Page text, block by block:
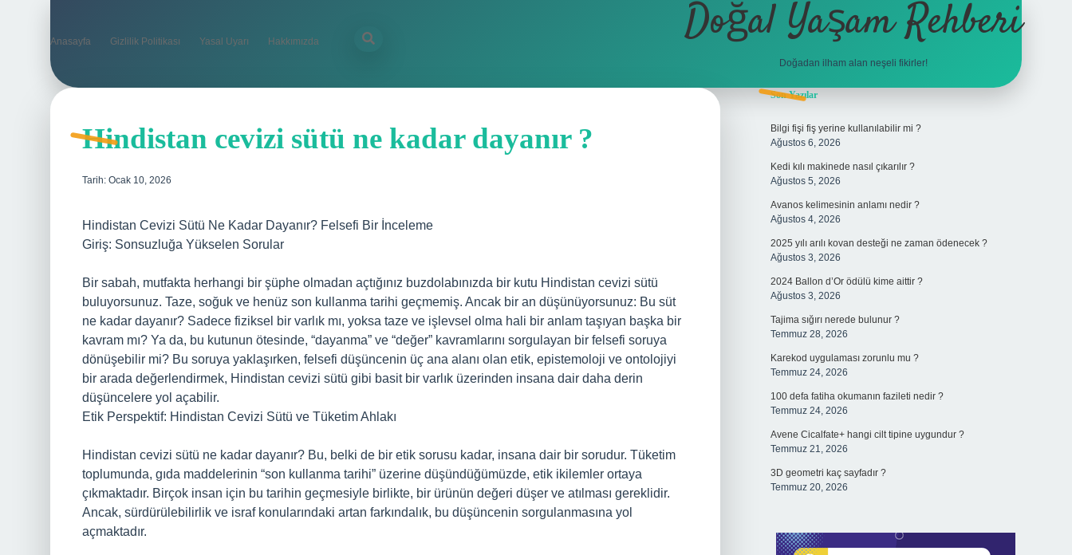
Anasayfa Gizlilik Politikası Yasal Uyarı Hakkımızda Doğal Yaşam Rehberi
Doğadan ilham alan neşeli fikirler!
Hindistan cevizi sütü ne kadar dayanır ?
Tarih: Ocak 10, 2026
Hindistan Cevizi Sütü Ne Kadar Dayanır? Felsefi Bir İnceleme
Giriş: Sonsuzluğa Yükselen Sorular
Bir sabah, mutfakta herhangi bir şüphe olmadan açtığınız buzdolabınızda bir kutu Hindistan cevizi sütü
buluyorsunuz. Taze, soğuk ve henüz son kullanma tarihi geçmemiş. Ancak bir an düşünüyorsunuz: Bu süt
ne kadar dayanır? Sadece fiziksel bir varlık mı, yoksa taze ve işlevsel olma hali bir anlam taşıyan başka bir
kavram mı? Ya da, bu kutunun ötesinde, “dayanma” ve “değer” kavramlarını sorgulayan bir felsefi soruya
dönüşebilir mi? Bu soruya yaklaşırken, felsefi düşüncenin üç ana alanı olan etik, epistemoloji ve ontolojiyi
bir arada değerlendirmek, Hindistan cevizi sütü gibi basit bir varlık üzerinden insana dair daha derin
düşüncelere yol açabilir.
Etik Perspektif: Hindistan Cevizi Sütü ve Tüketim Ahlakı
Hindistan cevizi sütü ne kadar dayanır? Bu, belki de bir etik sorusu kadar, insana dair bir sorudur. Tüketim
toplumunda, gıda maddelerinin “son kullanma tarihi” üzerine düşündüğümüzde, etik ikilemler ortaya
çıkmaktadır. Birçok insan için bu tarihin geçmesiyle birlikte, bir ürünün değeri düşer ve atılması gereklidir.
Ancak, sürdürülebilirlik ve israf konularındaki artan farkındalık, bu düşüncenin sorgulanmasına yol
açmaktadır.
Sidebar
Son Yazılar
Bilgi fişi fiş yerine kullanılabilir mi ?
Ağustos 6, 2026
Kedi kılı makinede nasıl çıkarılır ?
Ağustos 5, 2026
Avanos kelimesinin anlamı nedir ?
Ağustos 4, 2026
2025 yılı arılı kovan desteği ne zaman ödenecek ?
Ağustos 3, 2026
2024 Ballon d’Or ödülü kime aittir ?
Ağustos 3, 2026
Tajima sığırı nerede bulunur ?
Temmuz 28, 2026
Karekod uygulaması zorunlu mu ?
Temmuz 24, 2026
100 defa fatiha okumanın fazileti nedir ?
Temmuz 24, 2026
Avene Cicalfate+ hangi cilt tipine uygundur ?
Temmuz 21, 2026
3D geometri kaç sayfadır ?
Temmuz 20, 2026